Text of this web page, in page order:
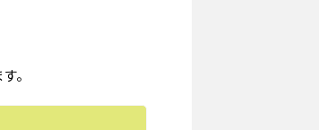
。